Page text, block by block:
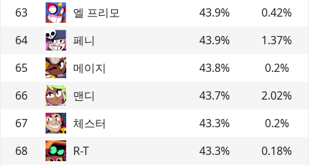
63
엘 프리모 43.9% 0.42%
64
페니 43.9% 1.37%
65
메이지 43.8% 0.2%
66
맨디 43.7% 2.02%
67
체스터 43.3% 0.2%
68
R-T 43.3% 0.18%